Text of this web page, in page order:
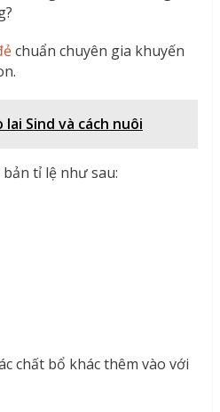
chuẩn chuyên gia khuyến
lai Sind và cách nuôi
tỉ lệ như sau:
chất bổ khác thêm vào với